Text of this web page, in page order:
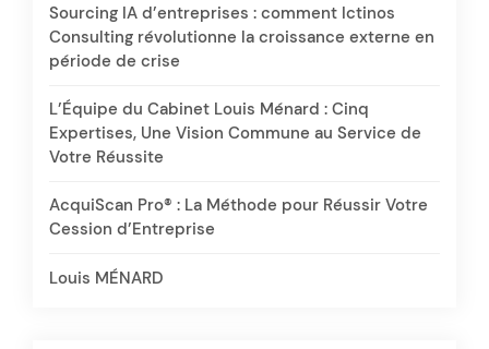
Sourcing IA d’entreprises : comment Ictinos
Consulting révolutionne la croissance externe en
période de crise
L’Équipe du Cabinet Louis Ménard : Cinq
Expertises, Une Vision Commune au Service de
Votre Réussite
AcquiScan Pro® : La Méthode pour Réussir Votre
Cession d’Entreprise
Louis MÉNARD